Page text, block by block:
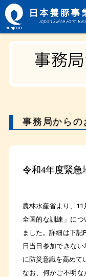
事務局からの
令和4年度緊急
農林水産省より、
全国的な訓練」につ
ました。詳細は下記
日当日参加できな
に防災意識を高めて
なお、何かご不明